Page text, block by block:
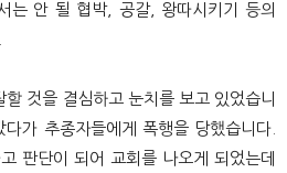
는 안 될 협박, 공갈, 왕따시키기 등의
것을 결심하고 눈치를 보고 있었습니
가 추종자들에게 폭행을 당했습니다.
판단이 되어 교회를 나오게 되었는데